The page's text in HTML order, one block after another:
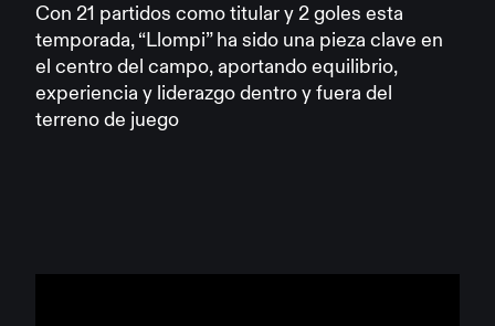
Con 21 partidos como titular y 2 goles esta
temporada, “Llompi” ha sido una pieza clave en
el centro del campo, aportando equilibrio,
experiencia y liderazgo dentro y fuera del
terreno de juego